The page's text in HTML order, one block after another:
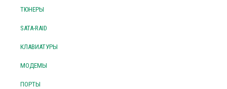
ТЮНЕРЫ
SATA-RAID
КЛАВИАТУРЫ
МОДЕМЫ
ПОРТЫ